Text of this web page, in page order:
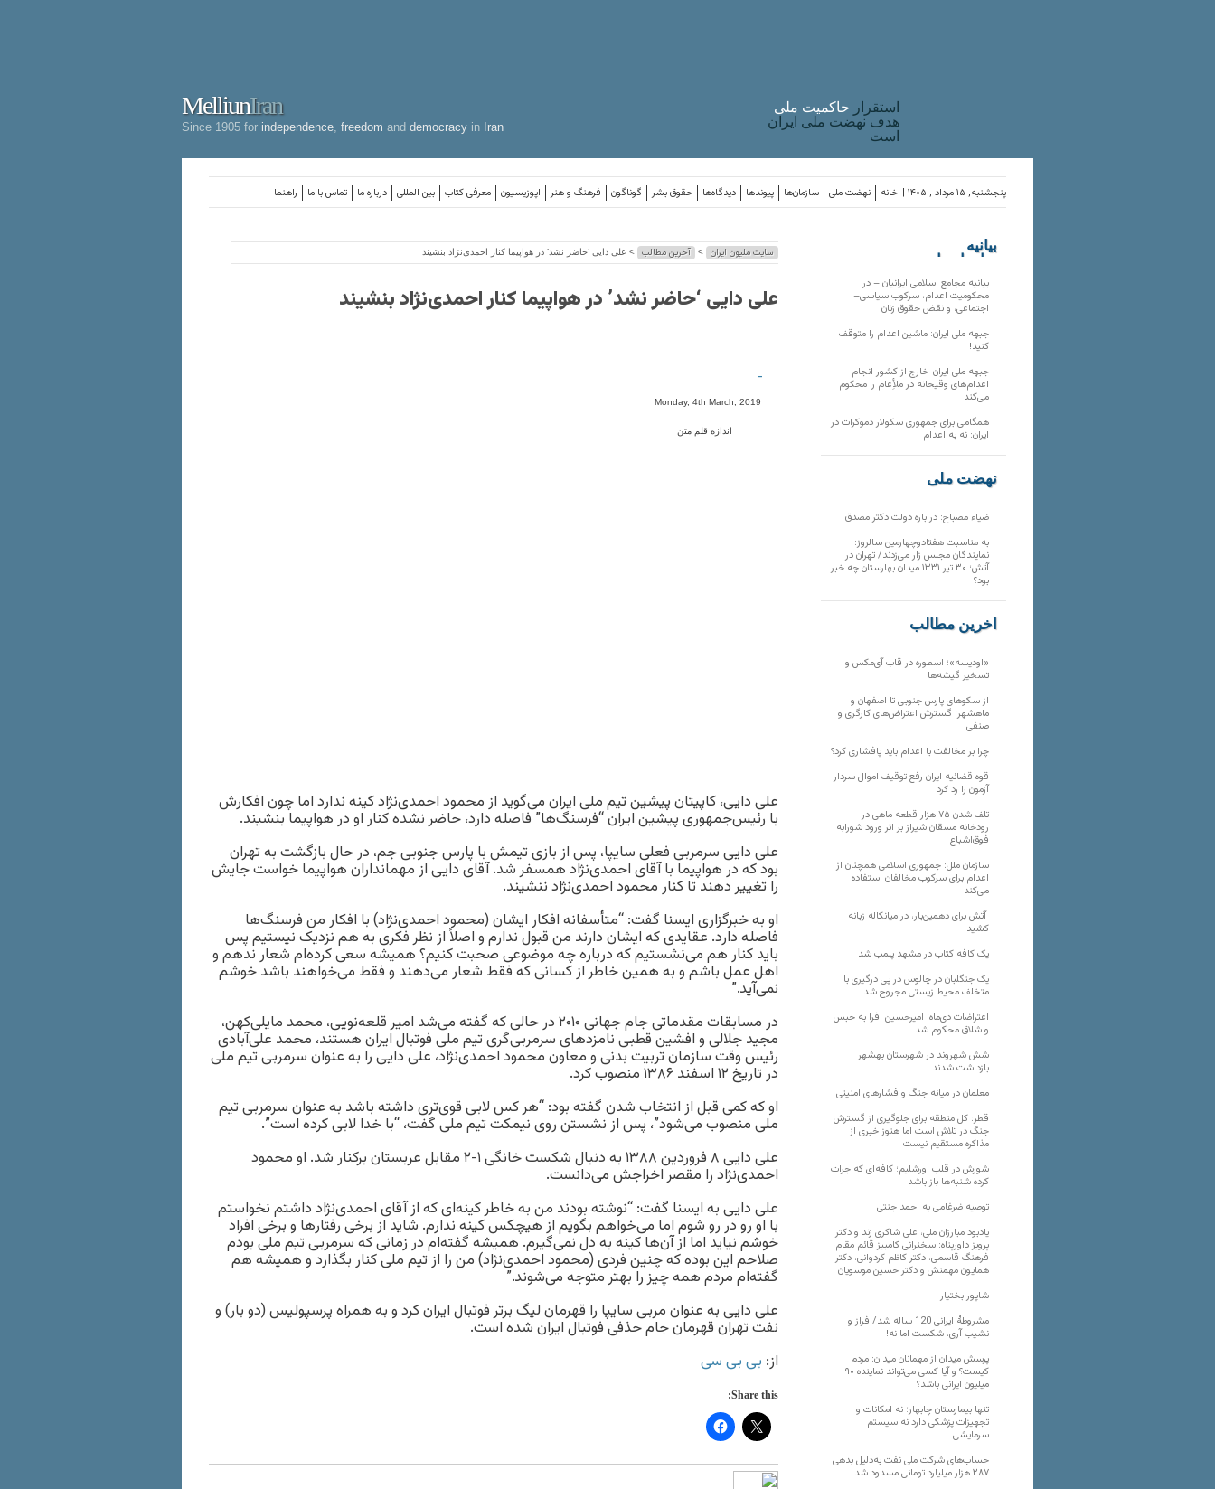
MelliunIran
Since 1905 for independence freedom and democracy in Iran
استقرار حاکميت ملی
هدف نهضت ملی ایران
است
راهنما تماس با ما درباره ما بین المللی معرفی کتاب اپوزیسیون فرهنگ و هنر گوناگون حقوق بشر دیدگاه‌ها پیوندها سازمان‌ها نهضت ملی خانه پنجشنبه, ۱۵ مرداد , ۱۴۰۵ |
سایت ملیون ایران > آخرین مطالب > علی دایی ‘حاضر نشد’ در هواپیما کنار احمد‌ی‌نژاد بنشیند
علی دایی ‘حاضر نشد’ در هواپیما کنار احمد‌ی‌نژاد بنشیند
-
Monday, 4th March, 2019
اندازه قلم متن
علی دایی، کاپیتان پیشین تیم ملی ایران می‌گوید از محمود احمدی‌‌نژاد کینه ندارد اما چون افکارش
با رئیس‌جمهوری پیشین ایران “فرسنگ‌ها” فاصله دارد، حاضر نشده کنار او در هواپیما بنشیند.
علی دایی سرمربی فعلی سایپا، پس از بازی تیمش با پارس جنوبی جم، در حال بازگشت به تهران
بود که در هواپیما با آقای احمدی‌نژاد همسفر شد. آقای دایی از مهمانداران هواپیما خواست جایش
را تغییر دهند تا کنار محمود احمدی‌نژاد ننشیند.
او به خبرگزاری ایسنا گفت: “متأسفانه افکار ایشان (محمود احمدی‌‎نژاد) با افکار من فرسنگ‌ها
فاصله دارد. عقایدی که ایشان دارند من قبول ندارم و اصلاً از نظر فکری به هم نزدیک نیستیم پس
باید کنار هم می‌نشستیم که درباره چه موضوعی صحبت کنیم؟ همیشه سعی کرده‌ام شعار ندهم و
اهل عمل باشم و به همین خاطر از کسانی که فقط شعار می‌دهند و فقط می‌خواهند باشد خوشم
نمی‌آید.”
در مسابقات مقدماتی جام جهانی ۲۰۱۰ در حالی که گفته می‌شد امیر قلعه‌نویی، محمد مایلی‌کهن،
مجید جلالی و افشین قطبی نامزدهای سرمربی‌گری تیم ملی فوتبال ایران هستند، محمد علی‌آبادی
رئیس وقت سازمان تربیت بدنی و معاون محمود احمدی‌نژاد، علی دایی را به عنوان سرمربی تیم ملی
در تاریخ ۱۲ اسفند ۱۳۸۶ منصوب کرد.
او که کمی قبل از انتخاب شدن گفته بود: “هر کس لابی قوی‌تری داشته باشد به عنوان سرمربی تیم
ملی منصوب می‌شود”، پس از نشستن روی نیمکت تیم ملی گفت، “با خدا لابی کرده است”.
علی دایی ۸ فروردین ۱۳۸۸ به دنبال شکست خانگی ۱-۲ مقابل عربستان برکنار شد. او محمود
احمدی‌نژاد را مقصر اخراجش می‌دانست.
علی دایی به ایسنا گفت: “نوشته بودند من به خاطر کینه‌ای که از آقای احمدی‌نژاد داشتم نخواستم
با او رو در رو شوم اما می‌خواهم بگویم از هیچکس کینه ندارم. شاید از برخی رفتارها و برخی افراد
خوشم نیاید اما از آن‌ها کینه به دل نمی‌گیرم. همیشه گفته‌ام در زمانی که سرمربی تیم ملی بودم
صلاحم این بوده که چنین فردی (محمود احمدی‌نژاد) من را از تیم ملی کنار بگذارد و همیشه هم
گفته‌ام مردم همه چیز را بهتر متوجه می‌شوند.”
علی دایی به عنوان مربی سایپا را قهرمان لیگ برتر فوتبال ایران کرد و به همراه پرسپولیس (دو بار) و
نفت تهران قهرمان جام حذفی فوتبال ایران شده است.
از: بی بی سی
Share this:
بیانیه
سازمان‌های
بیانیه مجامع اسلامی ایرانیان – در
محکومیت اعدام، سرکوب سیاسی–
اجتماعی، و نقض حقوق زنان
جبهه ملی ایران: ماشین اعدام را متوقف
کنید!
جبهه ملی ایران-خارج از کشور انجام
اعدام‌های وقیحانه در ملأِعام را محکوم
می‌کند
همگامی برای جمهوری سکولار دموکرات در
ایران: نه به اعدام
نهضت ملی
ضیاء مصباح: در باره دولت دکتر مصدق
به مناسبت هفتادوچهارمین سالروز:
نمایندگان مجلس زار می‌زدند/ تهران در
آتش؛ ۳۰ تیر ۱۳۳۱ میدان بهارستان چه خبر
بود؟
آخرین مطالب
«اودیسه»؛ اسطوره در قاب آی‌مکس و
تسخیر گیشه‌ها
از سکوهای پارس جنوبی تا اصفهان و
ماهشهر؛ گسترش اعتراض‌های کارگری و
صنفی
چرا بر مخالفت با اعدام باید پافشاری کرد؟
قوه قضائیه ایران رفع توقیف اموال سردار
آزمون را رد کرد
تلف شدن ۷۵ هزار قطعه ماهی در
رودخانه مسقان شیراز بر اثر ورود شورابه
فوق‌اشباع
سازمان ملل: جمهوری اسلامی همچنان از
اعدام برای سرکوب مخالفان استفاده
می‌کند
آتش برای دهمین‌بار، در میانکاله زبانه
کشید
یک کافه کتاب در مشهد پلمب شد
یک جنگلبان در چالوس در پی درگیری با
متخلف محیط زیستی مجروح شد
اعتراضات دی‌ماه؛ امیرحسین افرا به حبس
و شلاق محکوم شد
شش شهروند در شهرستان بهشهر
بازداشت شدند
معلمان در میانه جنگ و فشارهای امنیتی
قطر: کل منطقه برای جلوگیری از گسترش
جنگ در تلاش است اما هنوز خبری از
مذاکره مستقیم نیست
شورش در قلب اورشلیم؛ کافه‌ای که جرات
کرده شنبه‌ها باز باشد
توصیه ضرغامی به احمد جنتی
یادبود مبارزان ملی، علی شاکری زند و دکتر
پرویز داورپناه: سخنرانی کامبیز قائم مقام،
فرهنگ قاسمی، دکتر کاظم کردوانی، دکتر
همایون مهمنش و دکتر حسین موسویان
شاپور بختیار
مشروطۀ ایرانی 120 ساله شد/ فراز و
نشیب آری، شکست اما نه!
پرسش میدان از مهمانان میدان: مردم
کیست؟ و آیا کسی می‌تواند نماینده ۹۰
میلیون ایرانی باشد؟
تنها بیمارستان چابهار؛ نه امکانات و
تجهیزات پزشکی دارد نه سیستم
سرمایشی
حساب‌های شرکت ملی نفت به‌دلیل بدهی
۲۸۷ هزار میلیارد تومانی مسدود شد